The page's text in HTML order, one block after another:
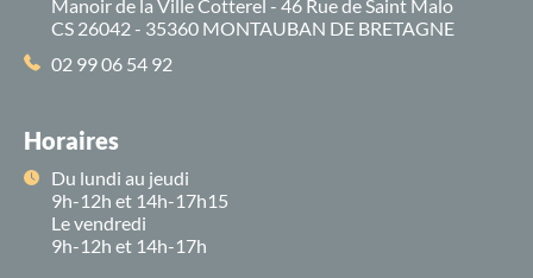
Manoir de la Ville Cotterel - 46 Rue de Saint Malo
CS 26042 - 35360 MONTAUBAN DE BRETAGNE
02 99 06 54 92
Horaires
Du lundi au jeudi
9h-12h et 14h-17h15
Le vendredi
9h-12h et 14h-17h